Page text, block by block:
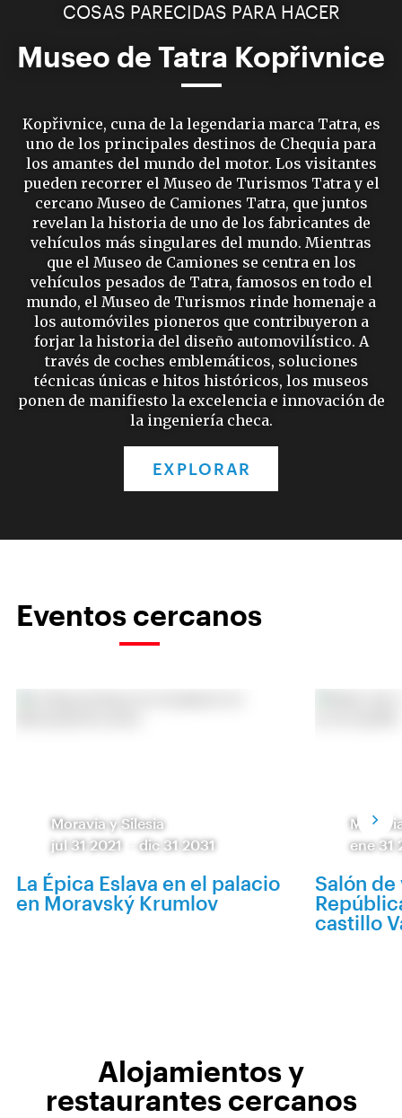
COSAS PARECIDAS PARA HACER
Museo de Tatra Kopřivnice
Kopřivnice, cuna de la legendaria marca Tatra, es
uno de los principales destinos de Chequia para
los amantes del mundo del motor. Los visitantes
pueden recorrer el Museo de Turismos Tatra y el
cercano Museo de Camiones Tatra, que juntos
revelan la historia de uno de los fabricantes de
vehículos más singulares del mundo. Mientras
que el Museo de Camiones se centra en los
vehículos pesados de Tatra, famosos en todo el
mundo, el Museo de Turismos rinde homenaje a
los automóviles pioneros que contribuyeron a
forjar la historia del diseño automovilístico. A
través de coches emblemáticos, soluciones
técnicas únicas e hitos históricos, los museos
ponen de manifiesto la excelencia e innovación de
la ingeniería checa.
EXPLORAR
Eventos cercanos
Moravia y Silesia
jul 31 2021
-dic 31 2031
La Épica Eslava en el palacio
en Moravský Krumlov
ene 31
Salón de
castillo
Alojamientos y
restaurantes cercanos